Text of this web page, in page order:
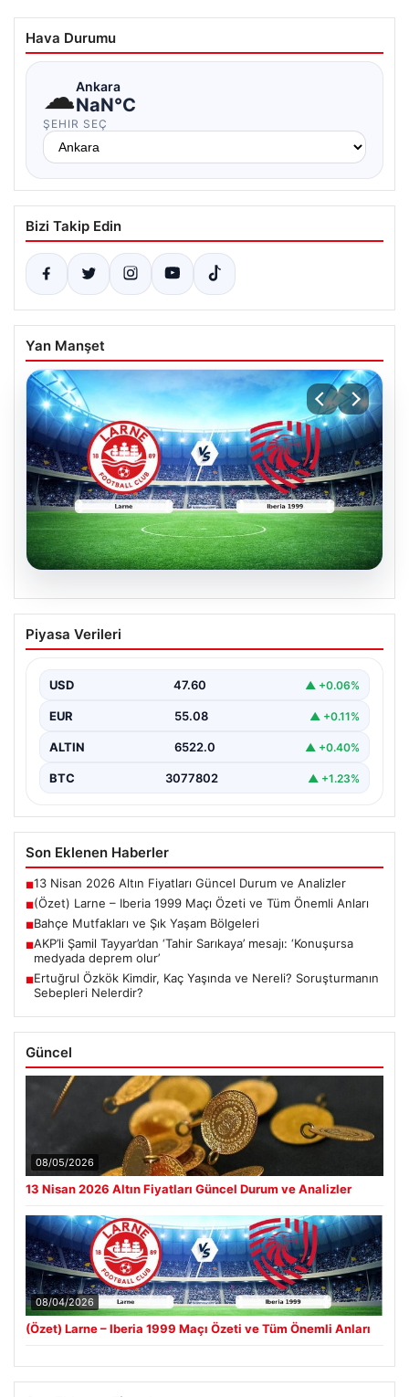
Hava Durumu
☁Ankara
NaN°C
ŞEHIR SEÇ
Bizi Takip Edin
Yan Manşet
04.08.2026
(Özet) Larne – Iberia 1999 Maçı Özeti
ve Tüm Önemli Anları
Piyasa Verileri
USD 47.60 ▲ +0.06%
EUR 55.08 ▲ +0.11%
ALTIN 6522.0 ▲ +0.40%
BTC 3077802 ▲ +1.23%
Son Eklenen Haberler
■13 Nisan 2026 Altın Fiyatları Güncel Durum ve Analizler
■(Özet) Larne – Iberia 1999 Maçı Özeti ve Tüm Önemli Anları
■Bahçe Mutfakları ve Şık Yaşam Bölgeleri
■AKP’li Şamil Tayyar’dan ‘Tahir Sarıkaya’ mesajı: ‘Konuşursa
medyada deprem olur’
■Ertuğrul Özkök Kimdir, Kaç Yaşında ve Nereli? Soruşturmanın
Sebepleri Nelerdir?
Güncel
08/05/2026
13 Nisan 2026 Altın Fiyatları Güncel Durum ve Analizler
08/04/2026
(Özet) Larne – Iberia 1999 Maçı Özeti ve Tüm Önemli Anları